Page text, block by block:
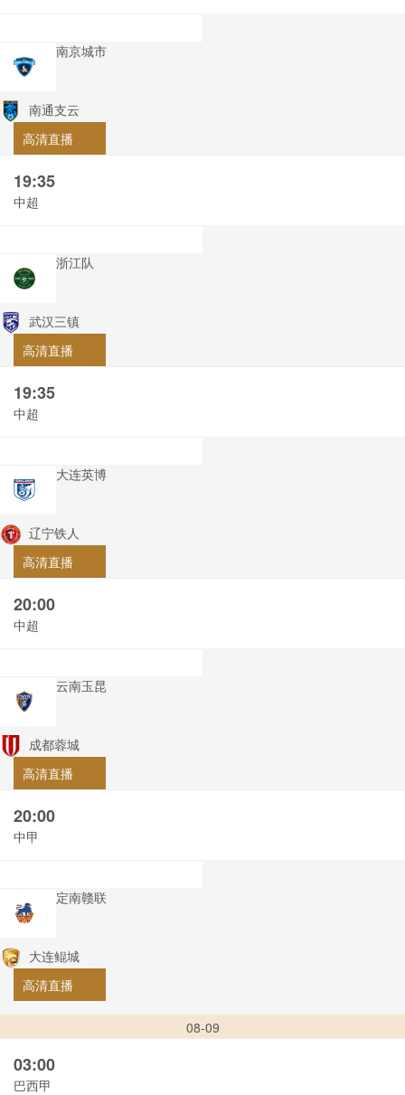
南京城市
南通支云
高清直播
19:35
中超
浙江队
武汉三镇
高清直播
19:35
中超
大连英博
辽宁铁人
高清直播
20:00
中超
云南玉昆
成都蓉城
高清直播
20:00
中甲
定南赣联
大连鲲城
高清直播
08-09
03:00
巴西甲